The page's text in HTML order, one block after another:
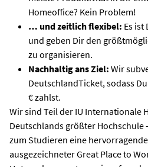
Homeoffice? Kein Problem!
… und zeitlich flexibel: Es ist
und geben Dir den
zu organisieren.
Nachhaltig ans Ziel: Wir
DeutschlandTicket, sodass
€ zahlst.
Wir sind Teil der IU Internationale
Deutschlands größter
zum Studieren eine
ausgezeichneter Great Place to